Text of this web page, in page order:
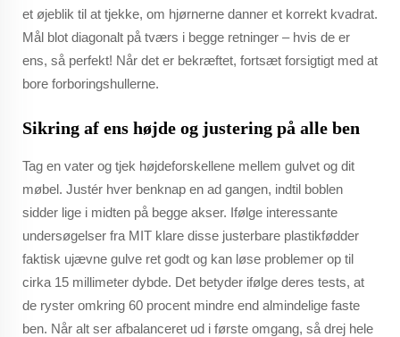
et øjeblik til at tjekke, om hjørnerne danner et korrekt kvadrat.
Mål blot diagonalt på tværs i begge retninger – hvis de er
ens, så perfekt! Når det er bekræftet, fortsæt forsigtigt med at
bore forboringshullerne.
Sikring af ens højde og justering på alle ben
Tag en vater og tjek højdeforskellene mellem gulvet og dit
møbel. Justér hver benknap en ad gangen, indtil boblen
sidder lige i midten på begge akser. Ifølge interessante
undersøgelser fra MIT klare disse justerbare plastikfødder
faktisk ujævne gulve ret godt og kan løse problemer op til
cirka 15 millimeter dybde. Det betyder ifølge deres tests, at
de ryster omkring 60 procent mindre end almindelige faste
ben. Når alt ser afbalanceret ud i første omgang, så drej hele